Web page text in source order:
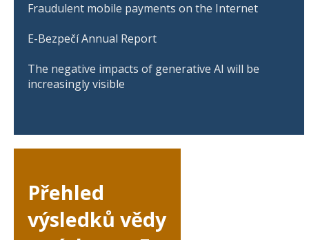
Fraudulent mobile payments on the Internet
E-Bezpečí Annual Report
The negative impacts of generative AI will be
increasingly visible
Přehled
výsledků vědy